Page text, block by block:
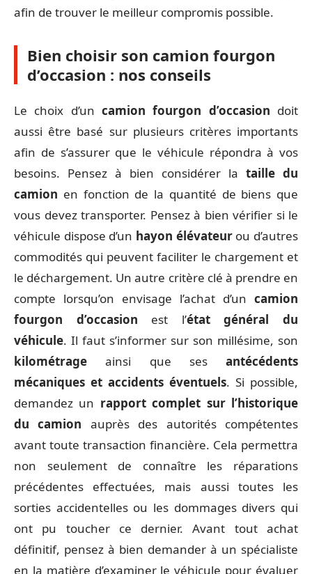
afin de trouver le meilleur compromis possible.
Bien choisir son camion fourgon
d’occasion : nos conseils
Le choix d’un camion fourgon d’occasion doit
aussi être basé sur plusieurs critères importants
afin de s’assurer que le véhicule répondra à vos
besoins. Pensez à bien considérer la taille du
camion en fonction de la quantité de biens que
vous devez transporter. Pensez à bien vérifier si le
véhicule dispose d’un hayon élévateurou d’autres
commodités qui peuvent faciliter le chargement et
le déchargement. Un autre critère clé à prendre en
compte lorsqu’on envisage l’achat d’un camion
fourgon d’occasion est l’état général du
véhicule. Il faut s’informer sur son millésime, son
kilométrage ainsi que ses antécédents
mécaniques et accidents éventuels. Si possible,
demandez un rapport complet sur l’historique
du camion auprès des autorités compétentes
avant toute transaction financière. Cela permettra
non seulement de connaître les réparations
précédentes effectuées, mais aussi toutes les
sorties accidentelles ou les dommages divers qui
ont pu toucher ce dernier. Avant tout achat
définitif, pensez à bien demander à un spécialiste
en la matière d’examiner le véhicule pour évaluer